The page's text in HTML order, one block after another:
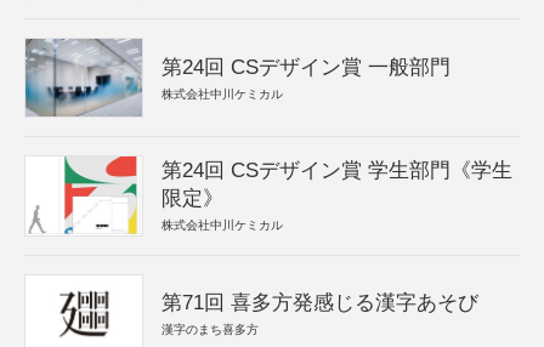
第24回 CSデザイン賞 一般部門
株式会社中川ケミカル
第24回 CSデザイン賞 学生部門《学生
限定》
株式会社中川ケミカル
第71回 喜多方発感じる漢字あそび
漢字のまち喜多方